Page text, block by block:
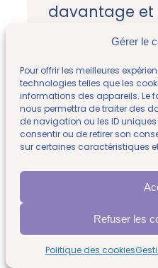
Gérer le
Pour offrir les meilleures
technologies telles que les
informations des appareils. Le
nous permettra de traiter des
de navigation ou les ID
consentir ou de retirer son
sur certaines caractéristiques
Refuser les
Politique des cookies
davantage et
votre métier,
cohérente
diffuser votre
efficacement.
Basée à La
Grenoble,
nous
ensemble